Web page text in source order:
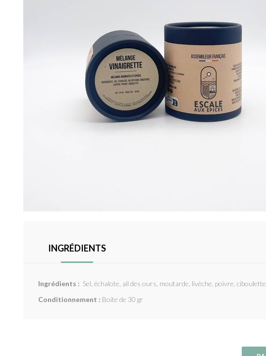
INGRÉDIENTS
Ingrédients : Sel, échalote, ail des ours, moutarde, livèche, poivre, ciboulette.
Conditionnement : Boite de 30 gr